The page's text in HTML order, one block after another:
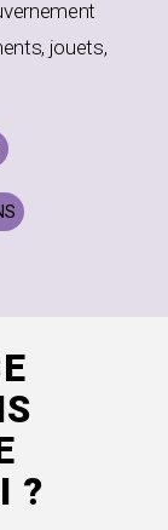
jouets,
?